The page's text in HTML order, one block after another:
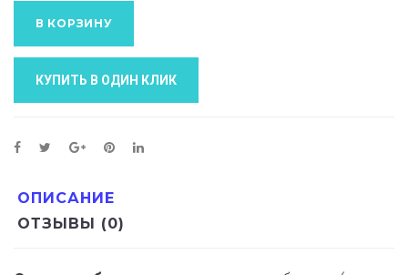
В КОРЗИНУ
КУПИТЬ В ОДИН КЛИК
ОПИСАНИЕ
ОТЗЫВЫ (0)